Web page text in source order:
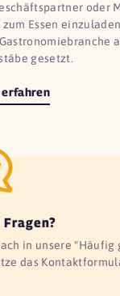
oder
Essen
gesetzt.
in unsere "Häufig
das